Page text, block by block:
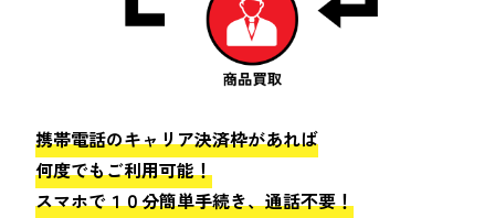
携帯電話のキャリア決済枠があれば
何度でもご利用可能！
スマホで１０分簡単手続き、通話不要！